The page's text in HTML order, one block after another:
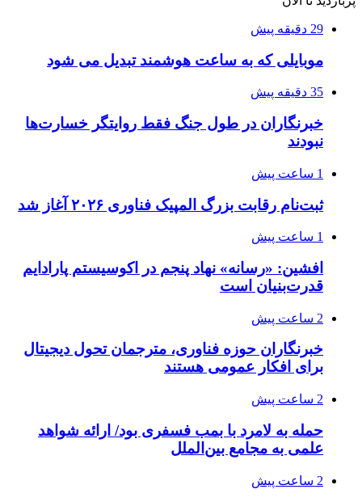
29 دقیقه پیش
موبایلی که به ساعت هوشمند تبدیل می شود
35 دقیقه پیش
خبرنگاران در طول جنگ فقط روایتگر خسارت‌ها
نبودند
1 ساعت پیش
ثبت‌نام رقابت بزرگ المپیک فناوری ۲۰۲۶ آغاز شد
1 ساعت پیش
افشین: «رسانه» نهاد پنجم در اکوسیستم پارادایم
قدرت‌بنیان است
2 ساعت پیش
خبرنگاران حوزه فناوری، مترجمان تحول دیجیتال
برای افکار عمومی هستند
2 ساعت پیش
حمله به لامرد با بمب فسفری بود/ ارائه شواهد
علمی به مجامع بین‌الملل
2 ساعت پیش